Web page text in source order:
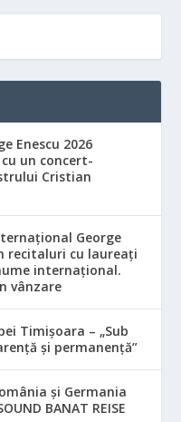
Enescu 2026
un concert-
Cristian
George
recitaluri cu laureați
internațional.
vânzare
Timișoara – „Sub
și permanență”
și Germania
BANAT REISE